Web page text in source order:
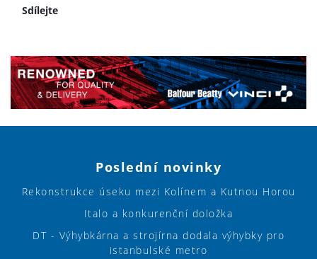
Sdílejte
Poslední novinky
Rekonstrukce úseku mezi Kolínem a Kutnou Horou
Italo a konkurenční doložka
DT - Výhybkárna a strojírna dodala výhybky pro
istanbulské metro